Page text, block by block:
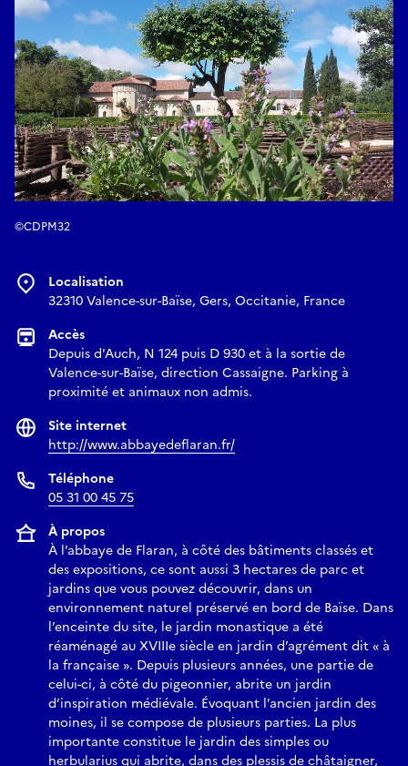
©CDPM32
Localisation
32310 Valence-sur-Baïse, Gers, Occitanie, France
Accès
Depuis d'Auch, N 124 puis D 930 et à la sortie de
Valence-sur-Baïse, direction Cassaigne. Parking à
proximité et animaux non admis.
Site internet
http://www.abbayedeflaran.fr/
Téléphone
05 31 00 45 75
À propos
À l’abbaye de Flaran, à côté des bâtiments classés et
des expositions, ce sont aussi 3 hectares de parc et
jardins que vous pouvez découvrir, dans un
environnement naturel préservé en bord de Baïse. Dans
l’enceinte du site, le jardin monastique a été
réaménagé au XVIIIe siècle en jardin d’agrément dit « à
la française ». Depuis plusieurs années, une partie de
celui-ci, à côté du pigeonnier, abrite un jardin
d’inspiration médiévale. Évoquant l’ancien jardin des
moines, il se compose de plusieurs parties. La plus
importante constitue le jardin des simples ou
herbularius qui abrite, dans des plessis de châtaigner,